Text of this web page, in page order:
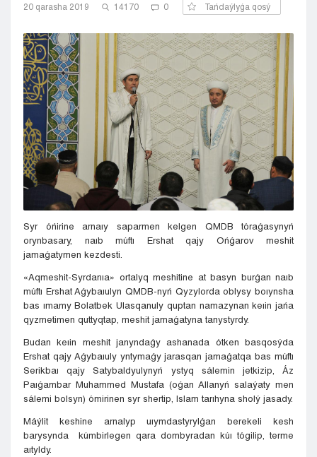
Kyzylorda
Petropavlovsk
Semeı
Taldykorgan
Taraz
Týrkestan
Ýralsk
Ýst-Kamenogorsk
Shymkent
20 qarasha 2019 14170 0 Tańdaýlyǵa qosý
Syr óńirine arnaıy saparmen kelgen QMDB tóraǵasynyń
orynbasary, naıb múftı Ershat qajy Ońǵarov meshit
jamaǵatymen kezdesti.
«Aqmeshit-Syrdarııa» ortalyq meshitine at basyn burǵan naıb
múftı Ershat Aǵybaıulyn QMDB-nyń Qyzylorda oblysy boıynsha
bas ımamy Bolatbek Ulasqanuly quptan namazynan keıin jańa
qyzmetimen quttyqtap, meshit jamaǵatyna tanystyrdy.
Budan keıin meshit janyndaǵy ashanada ótken basqosýda
Ershat qajy Aǵybaıuly yntymaǵy jarasqan jamaǵatqa bas múftı
Serikbaı qajy Satybaldyulynyń ystyq sálemin jetkizip, Áz
Paıǵambar Muhammed Mustafa (oǵan Allanyń salaýaty men
sálemi bolsyn) ómirinen syr shertip, Islam tarıhyna sholý jasady.
Máýlit keshine arnalyp uıymdastyrylǵan berekeli kesh
barysynda kúmbirlegen qara dombyradan kúı tógilip, terme
aıtyldy.